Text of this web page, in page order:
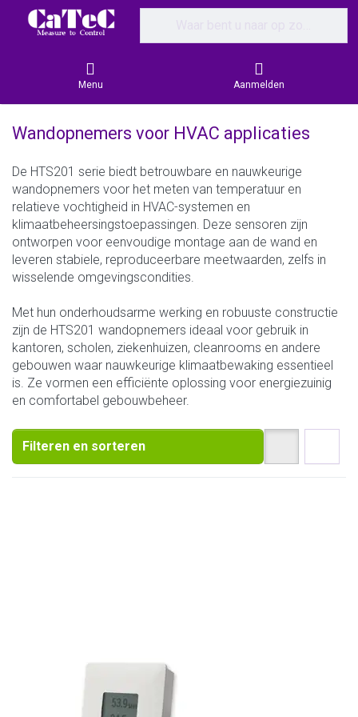
Menu Aanmelden
Wandopnemers voor HVAC applicaties
De HTS201 serie biedt betrouwbare en nauwkeurige
wandopnemers voor het meten van temperatuur en
relatieve vochtigheid in HVAC-systemen en
klimaatbeheersingstoepassingen. Deze sensoren zijn
ontworpen voor eenvoudige montage aan de wand en
leveren stabiele, reproduceerbare meetwaarden, zelfs in
wisselende omgevingscondities.
Met hun onderhoudsarme werking en robuuste constructie
zijn de HTS201 wandopnemers ideaal voor gebruik in
kantoren, scholen, ziekenhuizen, cleanrooms en andere
gebouwen waar nauwkeurige klimaatbewaking essentieel
is. Ze vormen een efficiënte oplossing voor energiezuinig
en comfortabel gebouwbeheer.
Filteren en sorteren